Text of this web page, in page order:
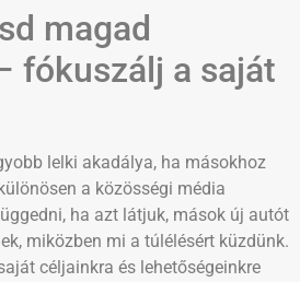
magad
fókuszálj a saját
lelki akadálya, ha másokhoz
a közösségi média
ha azt látjuk, mások új autót
miközben mi a túlélésért küzdünk.
céljainkra és lehetőségeinkre